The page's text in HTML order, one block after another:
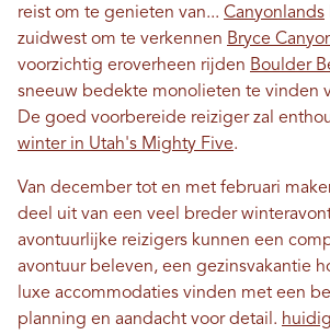
reist om te genieten van... Canyonlands
zuidwest om te verkennen Bryce
voorzichtig eroverheen rijden Boulder
sneeuw bedekte monolieten te vinden
De goed voorbereide reiziger zal
winter in Utah's Mighty Five.
Van december tot en met februari
deel uit van een veel breder
avontuurlijke reizigers kunnen een
avontuur beleven, een gezinsvakantie
luxe accommodaties vinden met een
planning en aandacht voor detail.